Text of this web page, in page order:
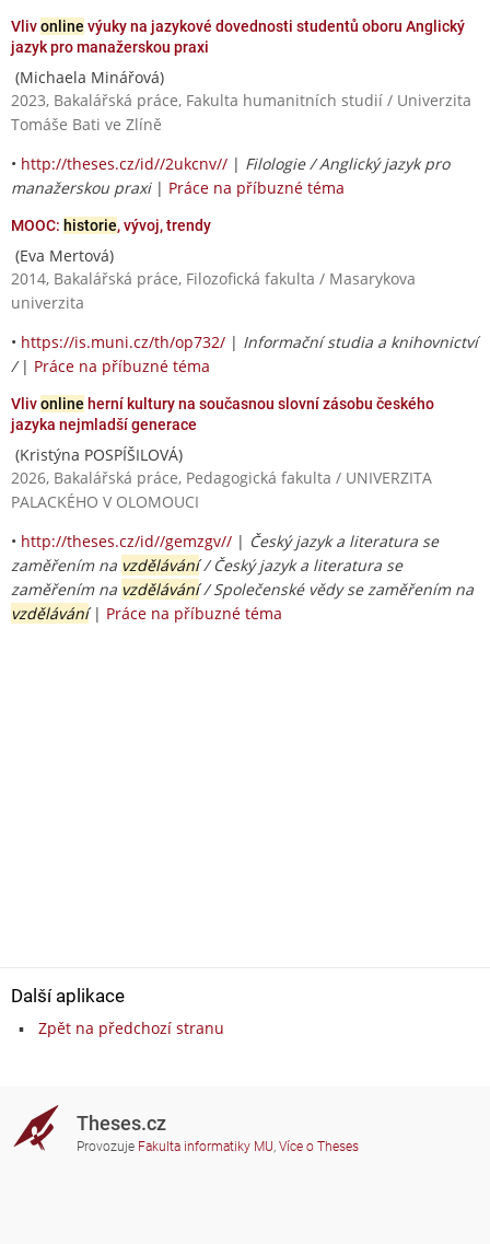
Vlivonline výuky na jazykové dovednosti studentů oboru Anglický
jazyk pro manažerskou praxi
(Michaela Minářová)
2023, Bakalářská práce, Fakulta humanitních studií / Univerzita
Tomáše Bati ve Zlíně
• http://theses.cz/id//2ukcnv// | Filologie / Anglický jazyk pro
manažerskou praxi| Práce na příbuzné téma
MOOC: historie, vývoj, trendy
(Eva Mertová)
2014, Bakalářská práce, Filozofická fakulta / Masarykova
univerzita
• https://is.muni.cz/th/op732/ | Informační studia a knihovnictví
/ | Práce na příbuzné téma
Vlivonline herní kultury na současnou slovní zásobu českého
jazyka nejmladší generace
(Kristýna POSPÍŠILOVÁ)
2026, Bakalářská práce, Pedagogická fakulta / UNIVERZITA
PALACKÉHO V OLOMOUCI
• http://theses.cz/id//gemzgv// | Český jazyk a literatura se
zaměřením na vzdělávání/ Český jazyk a literatura se
zaměřením na vzdělávání/ Společenské vědy se zaměřením na
vzdělávání| Práce na příbuzné téma
Další aplikace
Zpět na předchozí stranu
Theses.cz
Provozuje Fakulta informatiky MU, Více o Theses